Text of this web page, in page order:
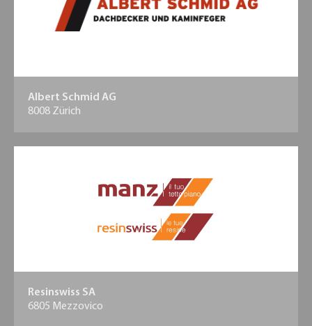
Albert Schmid AG
8008 Zürich
Resinswiss SA
6805 Mezzovico